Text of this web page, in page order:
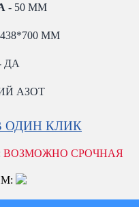
- 50 ММ
ММ
ДА
АЗОТ
ОДИН КЛИК
ВОЗМОЖНО СРОЧНАЯ